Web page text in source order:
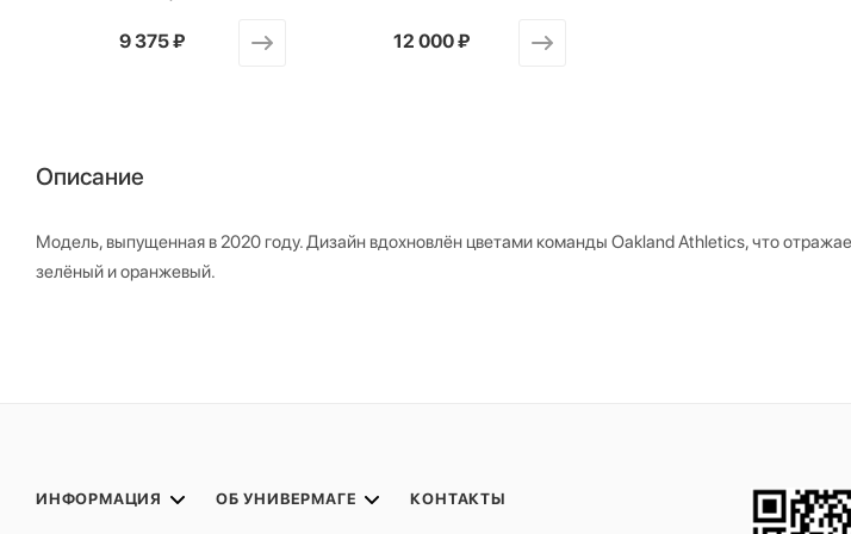
9 375 ₽ от12 000 ₽
Описание
Модель, выпущенная в 2020 году. Дизайн вдохновлён цветами команды Oakland Athletics, что
зелёный и оранжевый.
ИНФОРМАЦИЯ ОБ УНИВЕРМАГЕ КОНТАКТЫ